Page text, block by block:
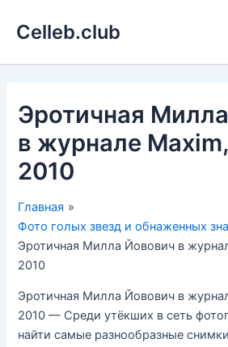
Celleb.club
Эротичная
в журнале
2010
Главная
Фото голых звезд и обнаженных
Эротичная Милла Йовович в
2010
Эротичная Милла Йовович в
2010 — Среди утёкших в сеть
найти самые разнообразные